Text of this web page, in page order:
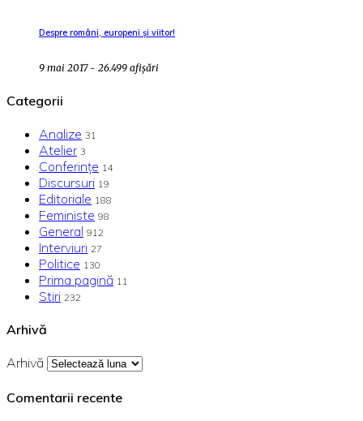
Despre români, europeni și viitor!
9 mai 2017 - 26.499 afișări
Categorii
Analize 31
Atelier 3
Conferințe 14
Discursuri 19
Editoriale 188
Feministe 98
General 912
Interviuri 27
Politice 130
Prima pagină 11
Stiri 232
Arhivă
Arhivă
Comentarii recente